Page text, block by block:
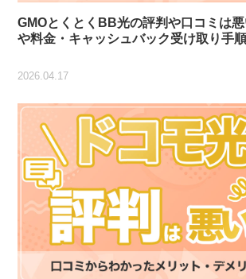
GMOとくとくBB光の評判や口コミは
や料金・キャッシュバック受け取り手
2026.04.17